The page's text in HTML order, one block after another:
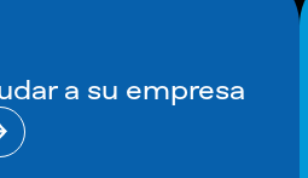
a su empresa